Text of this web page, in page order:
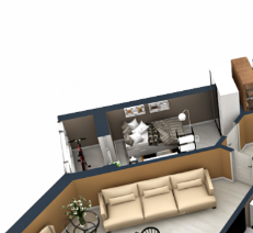
₽
₽